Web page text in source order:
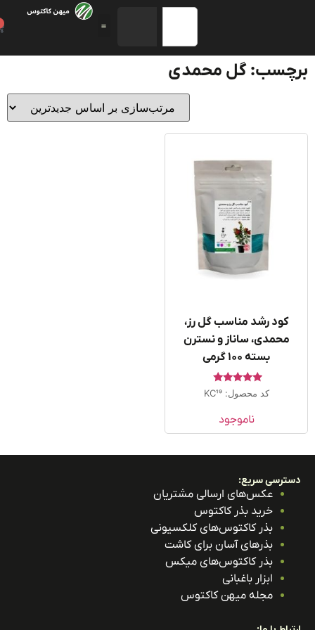
گل محمدی
کود رشد مناسب گل رز،
محمدی، ساناز و نسترن
بسته ۱۰۰ گرمی
امتیاز
5.00
کد محصول: KC19
ناموجود
سریع:
عکس‌های ارسالی مشتریان
خرید بذر کاکتوس
بذر کاکتوس‌های کلکسیونی
بذرهای آسان برای کاشت
بذر کاکتوس‌های میکس
ابزار باغبانی
مجله میهن کاکتوس